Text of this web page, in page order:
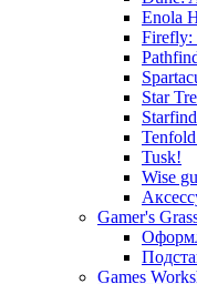
Enola
Firefly:
Star
Tusk!
Wise
Gamer's
Games